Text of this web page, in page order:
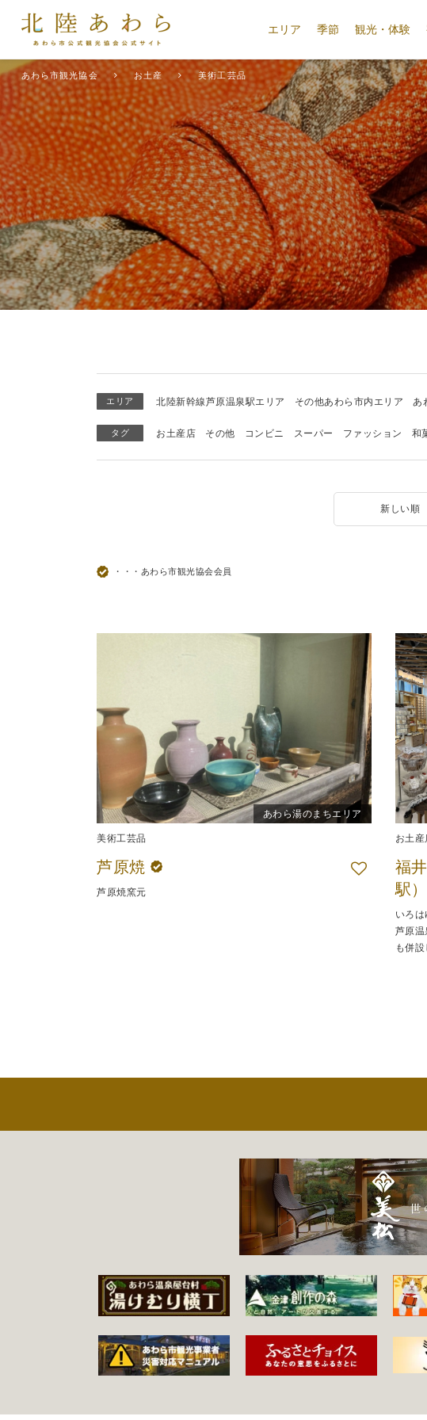
エリア 季節 観光・体験
あわら市観光協会 お土産 美術工芸品
エリア 北陸新幹線芦原温泉駅エリア その他あわら市内エリア あ
タグ お土産店 その他 コンビニ スーパー ファッション 和
新しい順
・・・あわら市観光協会会員
あわら湯のまちエリア
美術工芸品
芦原焼
芦原焼窯元
お土産
福
駅）
いろは
芦原
も併設